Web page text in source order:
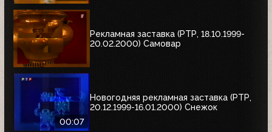
Рекламная заставка (РТР, 18.10.1999-
20.02.2000) Самовар
00:07
Новогодняя рекламная заставка (РТР,
20.12.1999-16.01.2000) Снежок